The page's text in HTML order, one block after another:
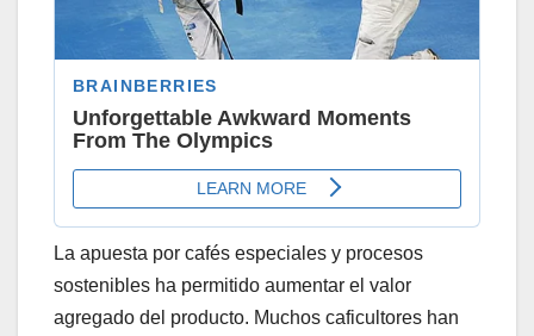
La apuesta por cafés especiales y procesos
sostenibles ha permitido aumentar el valor
agregado del producto. Muchos caficultores han